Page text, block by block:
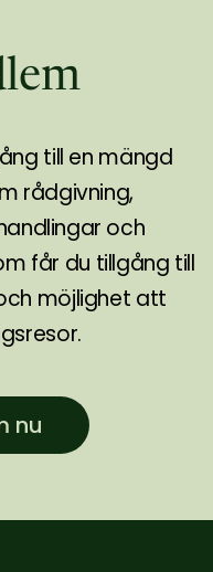
till en mängd
rådgivning,
och
får du tillgång till
möjlighet att
nu